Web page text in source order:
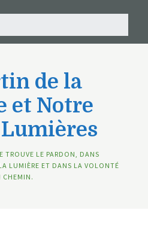
de la
et Notre
TROUVE LE PARDON, DANS
LUMIÈRE ET DANS LA VOLONTÉ
CHEMIN.